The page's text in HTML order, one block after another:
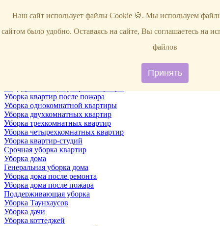
Уборка
Уборка снега
Уборка квартир после пожара
Уборка однокомнатной квартиры
Уборка двухкомнатных квартир
Уборка трехкомнатных квартир
Уборка четырехкомнатных квартир
Уборка квартир-студий
Срочная уборка квартир
Уборка дома
Генеральная уборка дома
Уборка дома после ремонта
Уборка дома после пожара
Поддерживающая уборка
Уборка Таунхаусов
Уборка дачи
Уборка коттеджей
Наш сайт использует файлы Cookie 🍪. Мы используем
сайтом было удобно. Оставаясь на сайте, Вы соглашаетесь на
файлов
Принять